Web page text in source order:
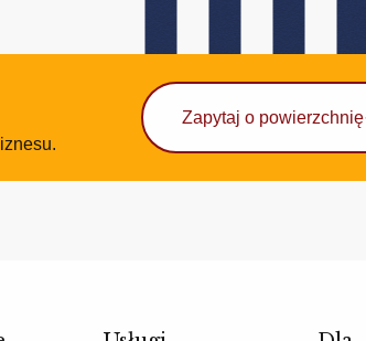
Zapytaj o powierzchnię